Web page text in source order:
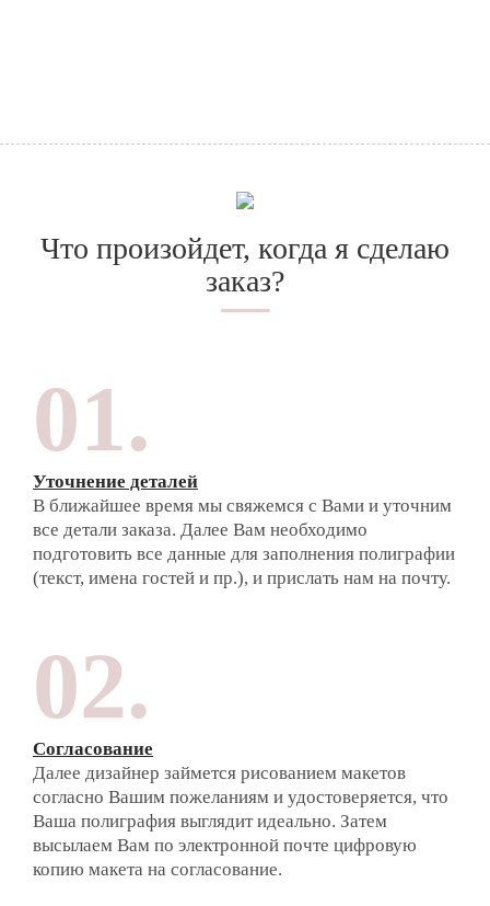
Что произойдет, когда я сделаю
заказ?
01.
Уточнение деталей
В ближайшее время мы свяжемся с Вами и уточним
все детали заказа. Далее Вам необходимо
подготовить все данные для заполнения полиграфии
(текст, имена гостей и пр.), и прислать нам на почту.
02.
Согласование
Далее дизайнер займется рисованием макетов
согласно Вашим пожеланиям и удостоверяется, что
Ваша полиграфия выглядит идеально. Затем
высылаем Вам по электронной почте цифровую
копию макета на согласование.